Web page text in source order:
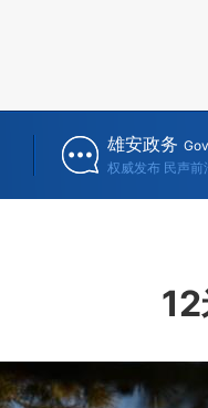
雄安政务
权威发布 民声前